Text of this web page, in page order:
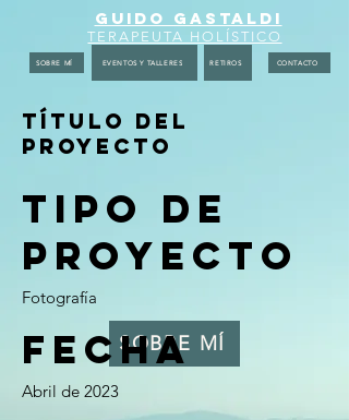
SOBRE MÍ
SOBRE MÍ EVENTOS Y TALLERES RETIROS CONTACTO
GUIDO GASTALDI
TERAPEUTA HOLÍSTICO
Título del
proyecto
Tipo de
proyecto
Fotografía
Fecha
Abril de 2023